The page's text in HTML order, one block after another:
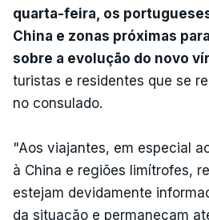
quarta-feira, os
China e zonas próximas
sobre a evolução do novo
turistas e residentes que se
no consulado.
"Aos viajantes, em especial
à China e regiões limítrofes,
estejam devidamente
da situação e permaneçam